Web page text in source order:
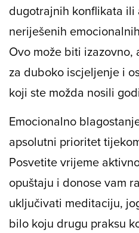
dugotrajnih konflikata ili
neriješenih
Ovo može biti
za duboko iscjeljenje i
koji ste možda nosili
Emocionalno
apsolutni prioritet
Posvetite vrijeme
opuštaju i donose vam
uključivati meditaciju,
bilo koju drugu praksu